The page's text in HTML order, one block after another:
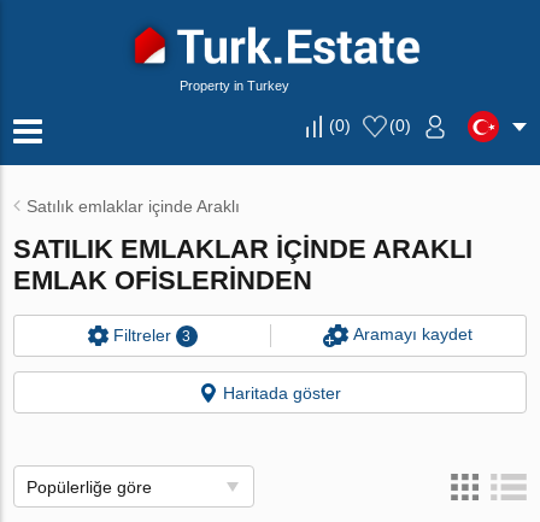
Property in Turkey
(0) (0)
Satılık emlaklar içinde Araklı
SATILIK EMLAKLAR IÇINDE ARAKLI
EMLAK OFISLERINDEN
Filtreler 3 Aramayı kaydet
Haritada göster
Popülerliğe göre